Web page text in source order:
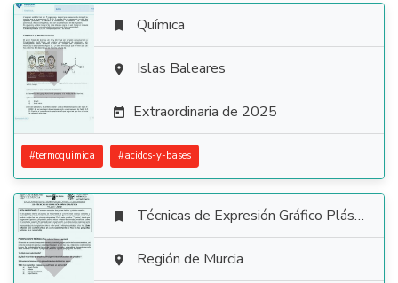

 Química
 Islas Baleares
 Extraordinaria de 2025
#termoquimica #acidos-y-bases

 Técnicas de Expresión Gráfico Plástica
 Región de Murcia